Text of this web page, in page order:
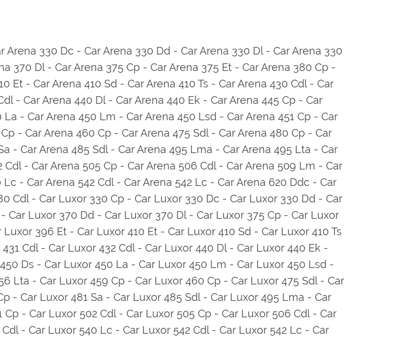
Arena 330 Dc - Car Arena 330 Dd - Car Arena 330 Dl - Car Arena 330
370 Dl - Car Arena 375 Cp - Car Arena 375 Et - Car Arena 380 Cp -
Et - Car Arena 410 Sd - Car Arena 410 Ts - Car Arena 430 Cdl - Car
- Car Arena 440 Dl - Car Arena 440 Ek - Car Arena 445 Cp - Car
- Car Arena 450 Lm - Car Arena 450 Lsd - Car Arena 451 Cp - Car
- Car Arena 460 Cp - Car Arena 475 Sdl - Car Arena 480 Cp - Car
- Car Arena 485 Sdl - Car Arena 495 Lma - Car Arena 495 Lta - Car
- Car Arena 505 Cp - Car Arena 506 Cdl - Car Arena 509 Lm - Car
- Car Arena 542 Cdl - Car Arena 542 Lc - Car Arena 620 Ddc - Car
Cdl - Car Luxor 330 Cp - Car Luxor 330 Dc - Car Luxor 330 Dd - Car
Luxor 370 Dd - Car Luxor 370 Dl - Car Luxor 375 Cp - Car Luxor
396 Et - Car Luxor 410 Et - Car Luxor 410 Sd - Car Luxor 410 Ts
Cdl - Car Luxor 432 Cdl - Car Luxor 440 Dl - Car Luxor 440 Ek -
Ds - Car Luxor 450 La - Car Luxor 450 Lm - Car Luxor 450 Lsd -
Lta - Car Luxor 459 Cp - Car Luxor 460 Cp - Car Luxor 475 Sdl - Car
- Car Luxor 481 Sa - Car Luxor 485 Sdl - Car Luxor 495 Lma - Car
- Car Luxor 502 Cdl - Car Luxor 505 Cp - Car Luxor 506 Cdl - Car
- Car Luxor 540 Lc - Car Luxor 542 Cdl - Car Luxor 542 Lc - Car